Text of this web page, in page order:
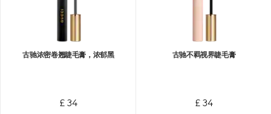
古驰浓密卷翘睫毛膏，浓郁黑
£ 34
古驰不羁视界睫毛膏
£ 34